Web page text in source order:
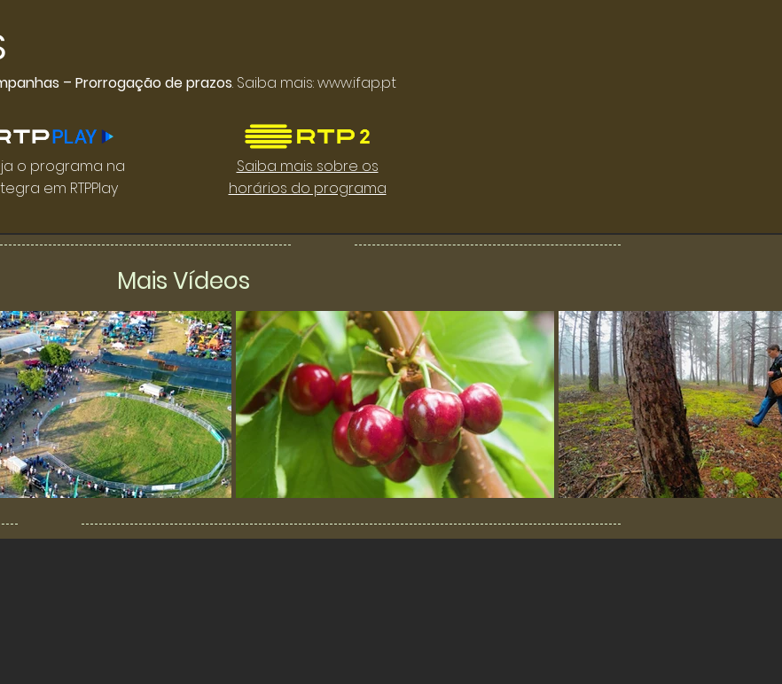
– Prorrogação de prazos. Saiba mais:www.ifap.pt
o programa na
em RTPPlay
Saiba mais sobre os
horários do programa
Mais Vídeos